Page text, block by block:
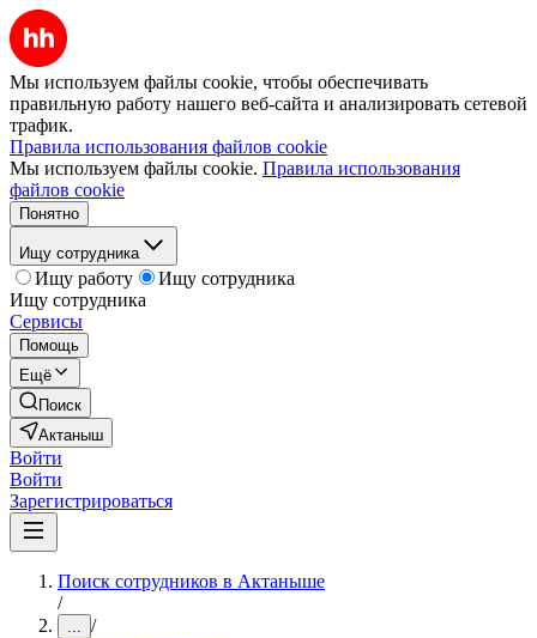
Мы используем файлы cookie, чтобы обеспечивать
правильную работу нашего веб-сайта и анализировать сетевой
трафик.
Правила использования файлов cookie
Мы используем файлы cookie. Правила использования
файлов cookie
Понятно
Ищу сотрудника
Ищу работу
Ищу сотрудника
Ищу сотрудника
Сервисы
Помощь
Ещё
Поиск
Актаныш
Войти
Войти
Зарегистрироваться
Поиск сотрудников в Актаныше
/
... /